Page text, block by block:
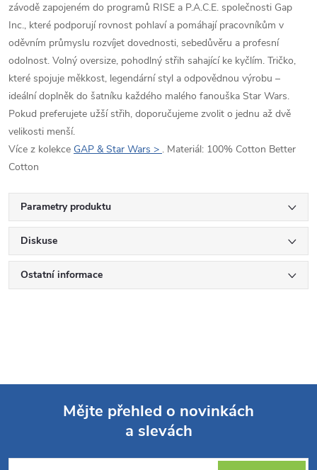
závodě zapojeném do programů RISE a P.A.C.E. společnosti Gap
Inc., které podporují rovnost pohlaví a pomáhají pracovníkům v
oděvním průmyslu rozvíjet dovednosti, sebedůvěru a profesní
odolnost. Volný oversize, pohodlný střih sahající ke kyčlím. Tričko,
které spojuje měkkost, legendární styl a odpovědnou výrobu –
ideální doplněk do šatníku každého malého fanouška Star Wars.
Pokud preferujete užší střih, doporučujeme zvolit o jednu až dvě
velikosti menší.
Více z kolekce GAP & Star Wars > . Materiál: 100% Cotton Better
Cotton
Parametry produktu
Diskuse
Ostatní informace
Mějte přehled o novinkách
a slevách